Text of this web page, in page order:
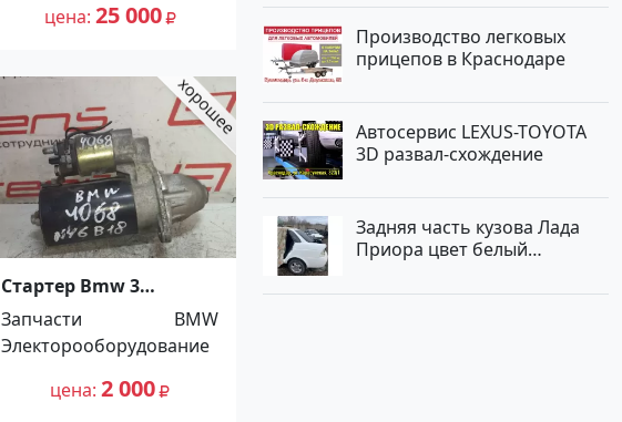
цена 25 000
Стартер Bmw 3
N46b18aa E46
Краснодар
Запчасти
BMW
Электорооборудование
цена 2 000
Производство легковых
прицепов в Краснодаре
Автосервис LEXUS-TOYOTA
3D развал-схождение
Задняя часть кузова Лада
Приора цвет белый